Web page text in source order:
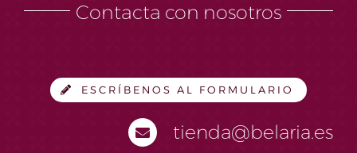
Contacta con nosotros
ESCRÍBENOS AL FORMULARIO
tienda@belaria.es